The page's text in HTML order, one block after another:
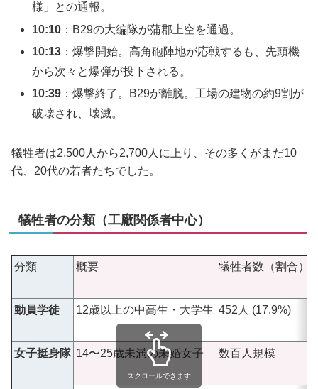
様」との通報。
10:10 ：B29の大編隊が蒲郡上空を通過。
10:13 ：爆撃開始。高角砲陣地が応戦するも、先頭機
から次々と爆弾が投下される。
10:39 ：爆撃終了。B29が離脱。工場の建物の約9割が
破壊され、壊滅。
犠牲者は2,500人から2,700人に上り、その多くがまだ10
代、20代の若者たちでした。
犠牲者の分類（工廠関係者中心）
分類 概要 犠牲者数（割合）
動員学徒 12歳以上の中高生・大学生 452人 (17.9%)
女子挺身隊 14〜25歳未満の未婚女子 数百人規模
スクロールできます